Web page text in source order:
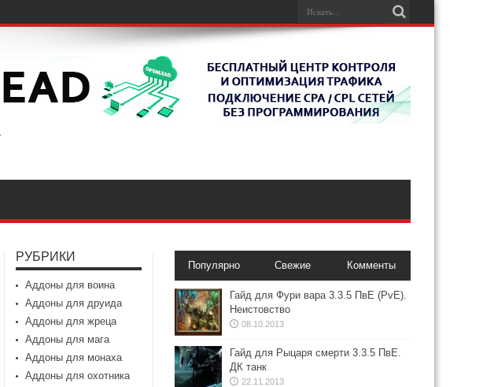
РУБРИКИ
Аддоны для воина
Аддоны для друида
Аддоны для жреца
Аддоны для мага
Аддоны для монаха
Аддоны для охотника
Популярно Свежие Комменты
Гайд для Фури вара 3.3.5 ПвЕ (PvE).
Неистовство
08.10.2013
Гайд для Рыцаря смерти 3.3.5 ПвЕ.
ДК танк
22.11.2013